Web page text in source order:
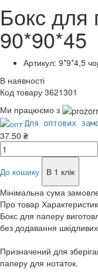
Бокс для
90*90*45
Артикул: 9*9*4,5
В наявності
Код товару 3621301
Ми працюємо з
Для оптових
37.50 ₴
До кошику
В 1 клік
Мінімальна сума
Про товар
Бокс для паперу
без додавання
Призначений для
паперу для нотаток.